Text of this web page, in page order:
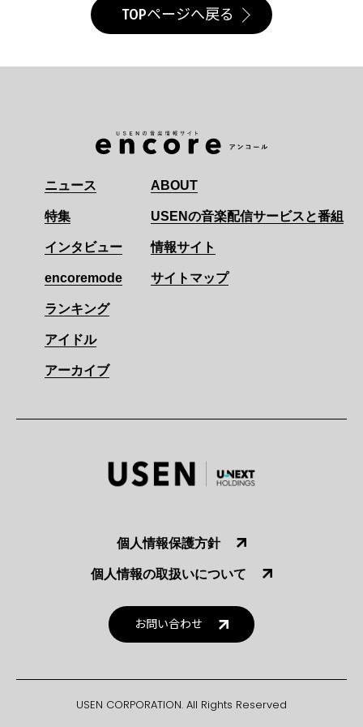
TOPページへ戻る
ニュース
特集
インタビュー
encoremode
ランキング
アイドル
アーカイブ
ABOUT
USENの音楽配信サービスと番組
情報サイト
サイトマップ
個人情報保護方針
個人情報の取扱いについて
お問い合わせ
USEN CORPORATION. All Rights Reserved